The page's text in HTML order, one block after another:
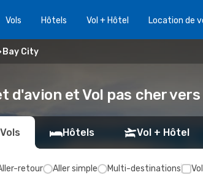
Vols Hôtels Vol + Hôtel Location de
Bay City
d'avion et Vol pas cher
Vols Hôtels Vol + Hôtel
retour Aller simple Multi-destinations